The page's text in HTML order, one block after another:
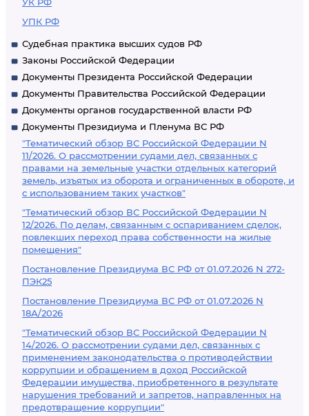
УПК РФ
Судебная практика высших судов РФ
Законы Российской Федерации
Документы Президента Российской Федерации
Документы Правительства Российской Федерации
Документы органов государственной власти РФ
Документы Президиума и Пленума ВС РФ
"Тематический обзор ВС Российской Федерации N
11/2026. О рассмотрении судами дел, связанных с
правами на земельные участки отдельных категорий
земель, изъятых из оборота и ограниченных в обороте, и
с использованием таких участков"
"Тематический обзор ВС Российской Федерации N
12/2026. По делам, связанным с оспариванием сделок,
повлекших переход права собственности на жилые
помещения"
Постановление Президиума ВС РФ от 01.07.2026 N 272-
ПЭК25
Постановление Президиума ВС РФ от 01.07.2026 N
18А/2026
"Тематический обзор ВС Российской Федерации N
14/2026. О рассмотрении судами дел, связанных с
применением законодательства о противодействии
коррупции и обращением в доход Российской
Федерации имущества, приобретенного в результате
нарушения требований и запретов, направленных на
предотвращение коррупции"